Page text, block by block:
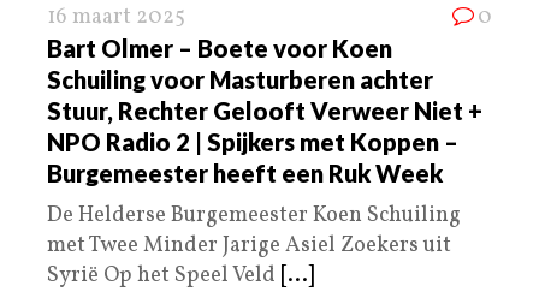
16 maart 2025 0
Bart Olmer – Boete voor Koen
Schuiling voor Masturberen achter
Stuur, Rechter Gelooft Verweer Niet +
NPO Radio 2 | Spijkers met Koppen –
Burgemeester heeft een Ruk Week
De Helderse Burgemeester Koen Schuiling
met Twee Minder Jarige Asiel Zoekers uit
Syrië Op het Speel Veld [...]